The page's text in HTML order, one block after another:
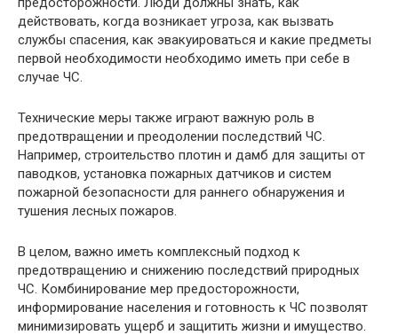
действовать, когда возникает угроза, как вызвать
службы спасения, как эвакуироваться и какие предметы
первой необходимости необходимо иметь при себе в
случае ЧС.
Технические меры также играют важную роль в
предотвращении и преодолении последствий ЧС.
Например, строительство плотин и дамб для защиты от
паводков, установка пожарных датчиков и систем
пожарной безопасности для раннего обнаружения и
тушения лесных пожаров.
В целом, важно иметь комплексный подход к
предотвращению и снижению последствий природных
ЧС. Комбинирование мер предосторожности,
информирование населения и готовность к ЧС позволят
минимизировать ущерб и защитить жизни и имущество.